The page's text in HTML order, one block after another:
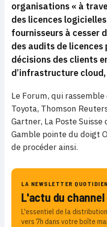
organisations « à
des licences
fournisseurs à cesser
des audits de licences
décisions des clients
d’infrastructure
Le Forum, qui
Toyota, Thomson
Gartner, La Poste
Gamble pointe du doigt
de procéder ainsi.
LA NEWSLETTER
L'actu du
L'essentiel de la
vers 7h dans votre boîte